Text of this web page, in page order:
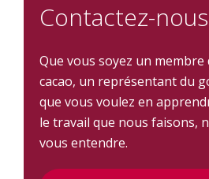
Contactez-nous
Que vous soyez un membre
cacao, un représentant du
que vous voulez en
le travail que nous faisons,
vous entendre.